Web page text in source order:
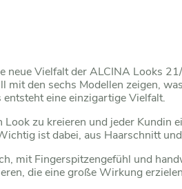
neue Vielfalt der ALCINA Looks
mit den sechs Modellen zeigen,
eine einzigartige Vielfalt.
Look zu kreieren und jeder Kundin
ist dabei, aus Haarschnitt
mit Fingerspitzengefühl und
die eine große Wirkung